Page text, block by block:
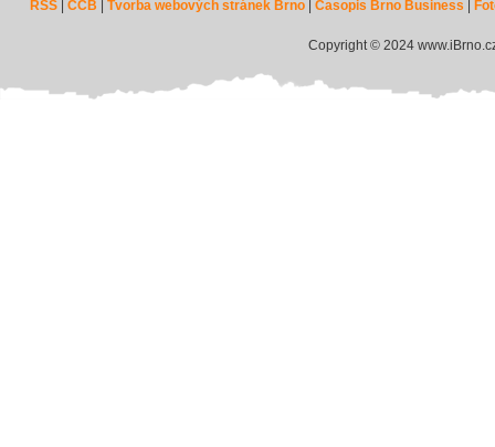
RSS |CCB |Tvorba webových stránek Brno |Časopis Brno Business
Copyright © 2024